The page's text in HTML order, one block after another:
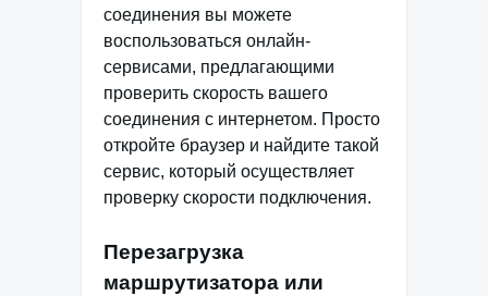
соединения вы можете
воспользоваться онлайн-
сервисами, предлагающими
проверить скорость вашего
соединения с интернетом. Просто
откройте браузер и найдите такой
сервис, который осуществляет
проверку скорости подключения.
Перезагрузка
маршрутизатора или